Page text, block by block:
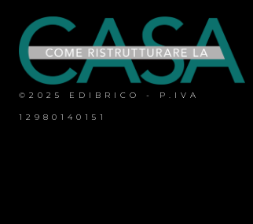
©2025 EDIBRICO - P.IVA
12980140151